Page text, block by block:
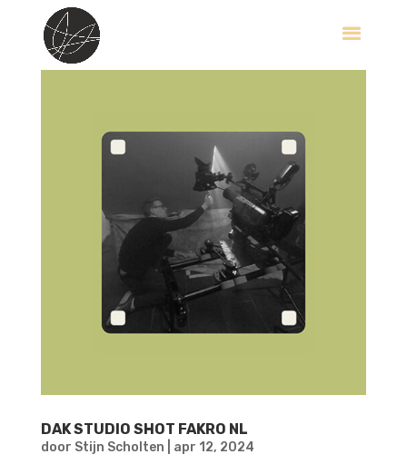
DAK STUDIO SHOT FAKRO NL
door Stijn Scholten apr 12, 2024